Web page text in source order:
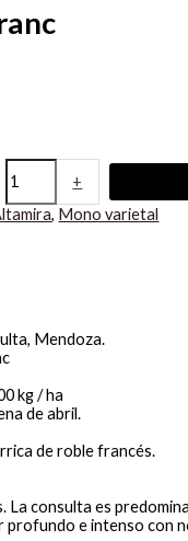
+
, Mono varietal
Mendoza.
kg / ha
de abril.
de roble francés.
La consulta es
profundo e intenso con